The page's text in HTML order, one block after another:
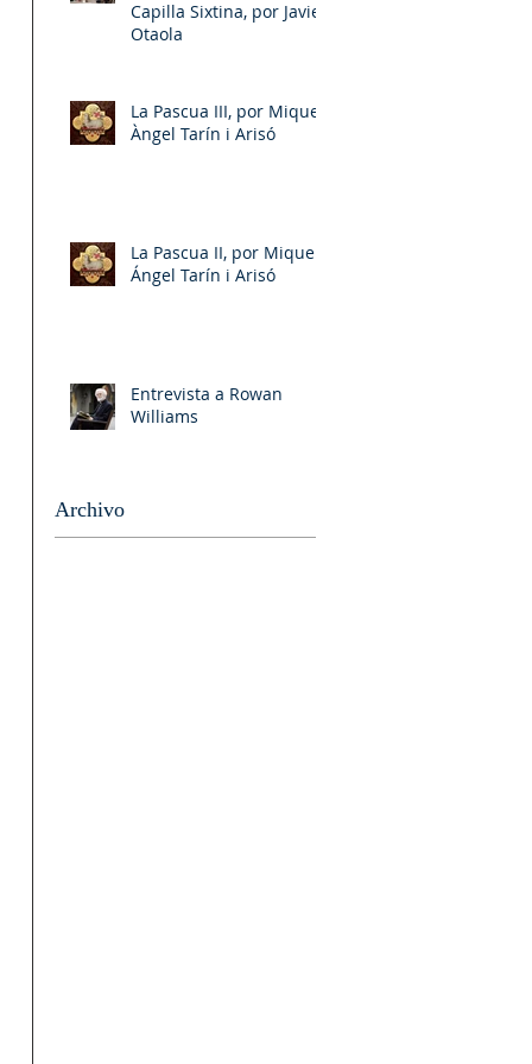
Capilla Sixtina, por Javier
Otaola
La Pascua III, por Miquel-
Àngel Tarín i Arisó
La Pascua II, por Miquel-
Ángel Tarín i Arisó
Entrevista a Rowan
Williams
Archivo